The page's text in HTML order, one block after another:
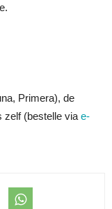
Primera), de
zelf (bestelle viae-